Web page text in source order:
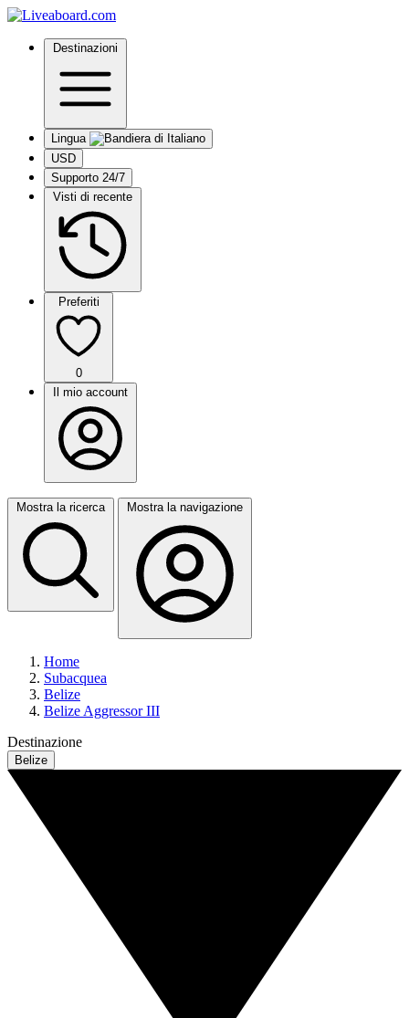
Destinazioni
Lingua
USD
Supporto 24/7
Visti di recente
Preferiti
0
Il mio account
Mostra la ricerca Mostra la navigazione
Home
Subacquea
Belize
Belize Aggressor III
Destinazione
Belize